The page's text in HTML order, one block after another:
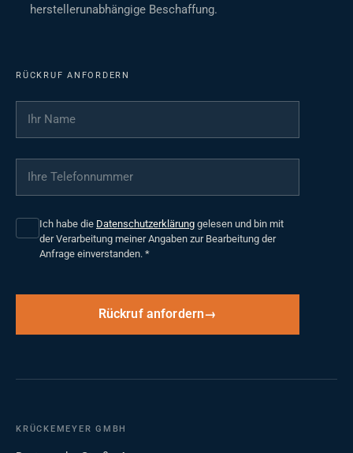
herstellerunabhängige Beschaffung.
RÜCKRUF ANFORDERN
Ihr Name
Ihre Telefonnummer
Ich habe die Datenschutzerklärung gelesen und bin mit
der Verarbeitung meiner Angaben zur Bearbeitung der
Anfrage einverstanden. *
Rückruf anfordern
KRÜCKEMEYER GMBH